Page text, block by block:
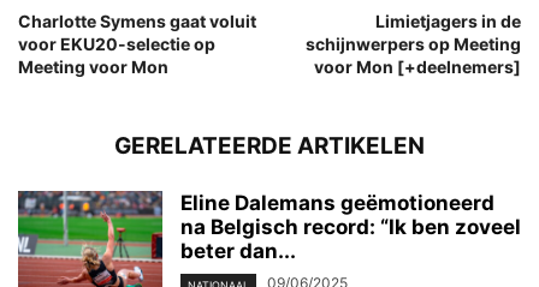
Charlotte Symens gaat voluit
voor EKU20-selectie op
Meeting voor Mon
Limietjagers in de
schijnwerpers op Meeting
voor Mon [+deelnemers]
GERELATEERDE ARTIKELEN
Eline Dalemans geëmotioneerd
na Belgisch record: “Ik ben zoveel
beter dan...
09/06/2025